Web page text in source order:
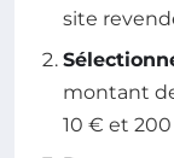
site
montant
10 € et